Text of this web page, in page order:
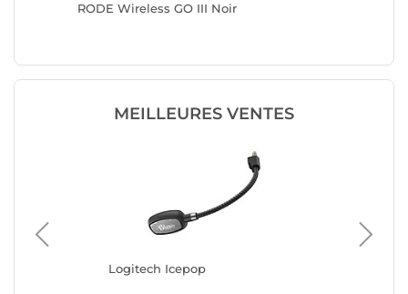
RODE Wireless GO III Noir
MEILLEURES VENTES
Logitech Icepop